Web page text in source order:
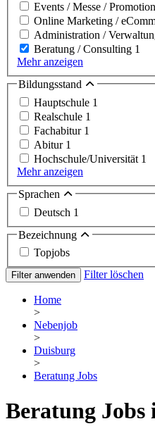
Events / Messe /
Online Marketing /
Administration /
Beratung / Consulting 1
Mehr anzeigen
Bildungsstand
Hauptschule 1
Realschule 1
Fachabitur 1
Abitur 1
Hochschule/Universität 1
Mehr anzeigen
Sprachen
Deutsch 1
Bezeichnung
Topjobs
Filter anwenden Filter löschen
Home
>
Nebenjob
>
Duisburg
>
Beratung Jobs
Beratung Jobs